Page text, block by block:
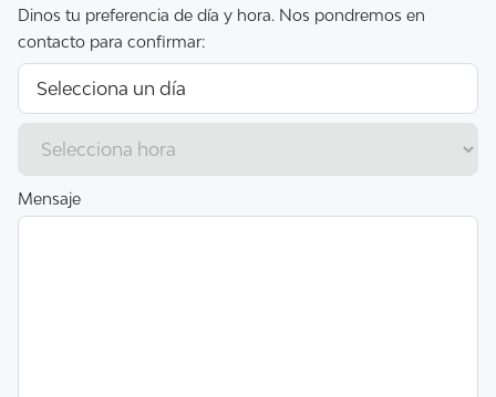
Dinos tu preferencia de día y hora. Nos pondremos en
contacto para confirmar:
Mensaje